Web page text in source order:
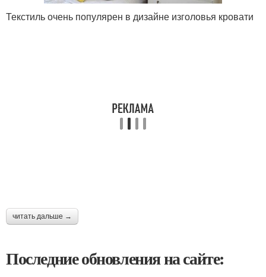
Текстиль очень популярен в дизайне изголовья кровати
читать дальше →
Последние обновления на сайте: